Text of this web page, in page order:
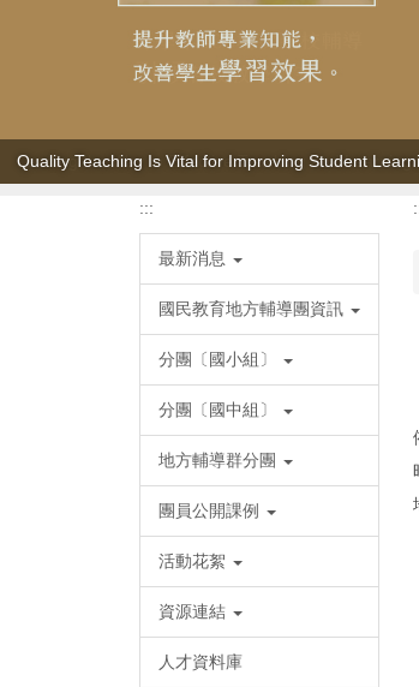
Quality Teaching Is Vital for Improving Student
:::
最新消息
國民教育地方輔導團資訊
分團〔國小組〕
分團〔國中組〕
地方輔導群分團
團員公開課例
活動花絮
資源連結
人才資料庫